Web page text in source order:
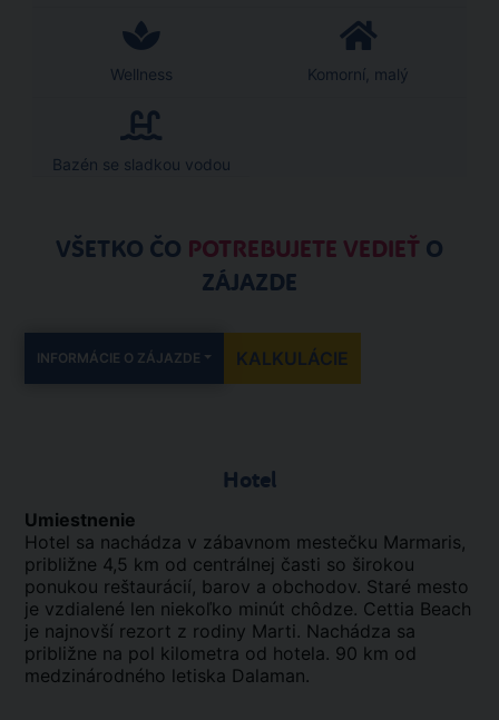
Wellness Komorní, malý
Bazén se sladkou vodou
VŠETKO ČO POTREBUJETE VEDIEŤ O
ZÁJAZDE
INFORMÁCIE O ZÁJAZDE KALKULÁCIE
Hotel
Umiestnenie
Hotel sa nachádza v zábavnom mestečku Marmaris,
približne 4,5 km od centrálnej časti so širokou
ponukou reštaurácií, barov a obchodov. Staré mesto
je vzdialené len niekoľko minút chôdze. Cettia Beach
je najnovší rezort z rodiny Marti. Nachádza sa
približne na pol kilometra od hotela. 90 km od
medzinárodného letiska Dalaman.